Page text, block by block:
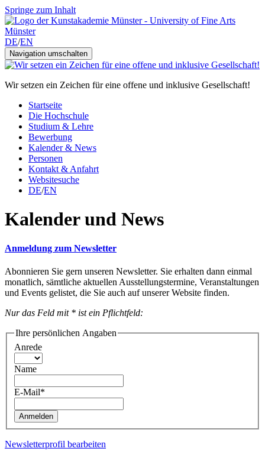
Springe zum Inhalt
DE/EN
Navigation umschalten
Wir setzen ein Zeichen für eine offene und inklusive Gesellschaft!
Startseite
Die Hochschule
Studium & Lehre
Bewerbung
Kalender & News
Personen
Kontakt & Anfahrt
Websitesuche
DE/EN
Kalender und News
Anmeldung zum Newsletter
Abonnieren Sie gern unseren Newsletter. Sie erhalten dann einmal
monatlich, sämtliche aktuellen Ausstellungstermine, Veranstaltungen
und Events gelistet, die Sie auch auf unserer Website finden.
Nur das Feld mit * ist ein Pflichtfeld:
Ihre persönlichen Angaben
Anrede
Name
E-Mail*
Anmelden
Newsletterprofil bearbeiten